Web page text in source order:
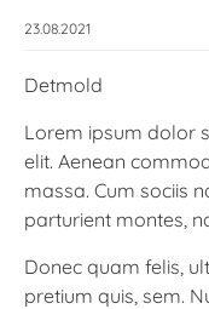
23.08.2021
Detmold
Lorem ipsum dolor
elit. Aenean
massa. Cum sociis
parturient montes,
Donec quam felis,
pretium quis, sem.